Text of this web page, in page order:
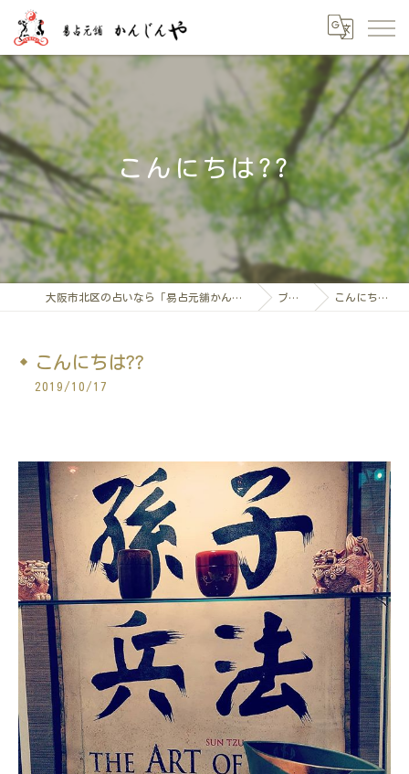
こんにちは??
大阪市北区の占いなら「易占元舖かんじんや」 ブログ こんにちは??
こんにちは??
2019/10/17